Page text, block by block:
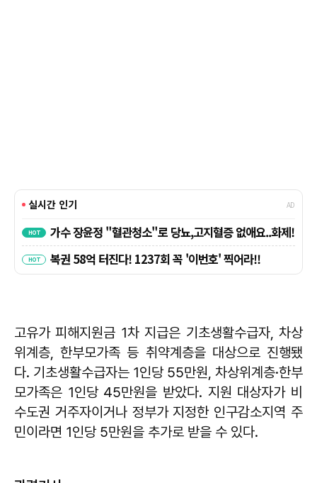
고유가 피해지원금 1차 지급은 기초생활수급자, 차상
위계층, 한부모가족 등 취약계층을 대상으로 진행됐
다. 기초생활수급자는 1인당 55만원, 차상위계층·한부
모가족은 1인당 45만원을 받았다. 지원 대상자가 비
수도권 거주자이거나 정부가 지정한 인구감소지역 주
민이라면 1인당 5만원을 추가로 받을 수 있다.